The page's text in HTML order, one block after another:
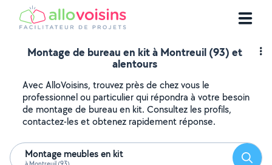
Montage de bureau en kit à Montreuil (93) et
alentours
Avec AlloVoisins, trouvez près de chez vous le
professionnel ou particulier qui répondra à votre besoin
de montage de bureau en kit. Consultez les profils,
contactez-les et obtenez rapidement réponse.
Montage meubles en kit